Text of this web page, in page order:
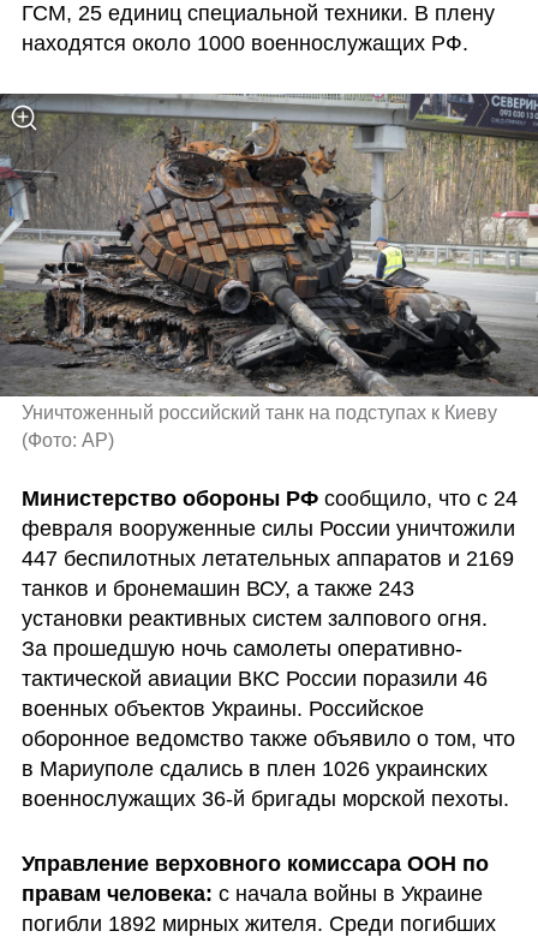
ГСМ, 25 единиц специальной техники. В плену
находятся около 1000 военнослужащих РФ.
Уничтоженный российский танк на подступах к Киеву
(Фото: AP)
Министерство обороны РФ сообщило, что с 24
февраля вооруженные силы России уничтожили
447 беспилотных летательных аппаратов и 2169
танков и бронемашин ВСУ, а также 243
установки реактивных систем залпового огня.
За прошедшую ночь самолеты оперативно-
тактической авиации ВКС России поразили 46
военных объектов Украины. Российское
оборонное ведомство также объявило о том, что
в Мариуполе сдались в плен 1026 украинских
военнослужащих 36-й бригады морской пехоты.
Управление верховного комиссара ООН по
правам человека: с начала войны в Украине
погибли 1892 мирных жителя. Среди погибших